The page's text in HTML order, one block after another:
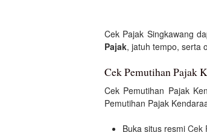
Cek Pajak Singkawang
Pajak, jatuh tempo, serta
Cek Pemutihan Pajak
Cek Pemutihan Pajak
Pemutihan Pajak
Buka situs resmi Cek